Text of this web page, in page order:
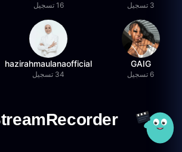
3 تسجيل 16 تسجيل
GAIG
6 تسجيل
hazirahmaulanaofficial
34 تسجيل